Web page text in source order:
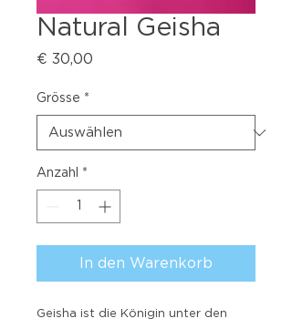
Natural Geisha
€ 30,00
Grösse *
Anzahl *
In den Warenkorb
Geisha ist die Königin unter den